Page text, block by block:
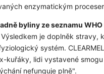
enzymatickým
byliny ze seznamu
je doplněk stravy,
systém.
kuřáky, lidi vystavené
nefunguje plně".